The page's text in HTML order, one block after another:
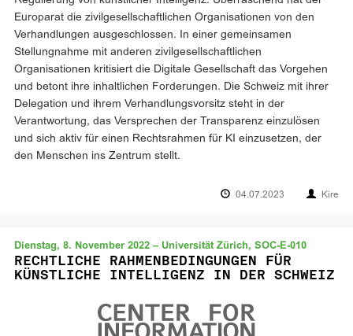
Europarat die zivilgesellschaftlichen Organisationen von den
Verhandlungen ausgeschlossen. In einer gemeinsamen
Stellungnahme mit anderen zivilgesellschaftlichen
Organisationen kritisiert die Digitale Gesellschaft das Vorgehen
und betont ihre inhaltlichen Forderungen. Die Schweiz mit ihrer
Delegation und ihrem Verhandlungsvorsitz steht in der
Verantwortung, das Versprechen der Transparenz einzulösen
und sich aktiv für einen Rechtsrahmen für KI einzusetzen, der
den Menschen ins Zentrum stellt.
04.07.2023 Kire
Dienstag, 8. November 2022 – Universität Zürich, SOC-E-010
RECHTLICHE RAHMENBEDINGUNGEN FÜR
KÜNSTLICHE INTELLIGENZ IN DER SCHWEIZ